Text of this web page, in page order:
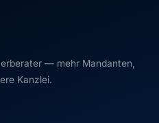
— mehr Mandanten,
Kanzlei.